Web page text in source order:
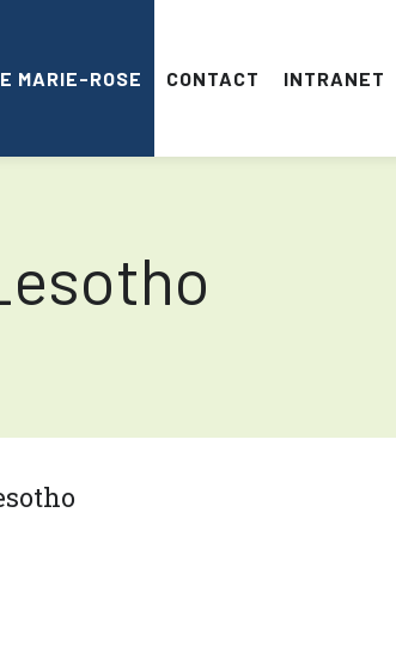
MARIE-ROSE CONTACT INTRANET